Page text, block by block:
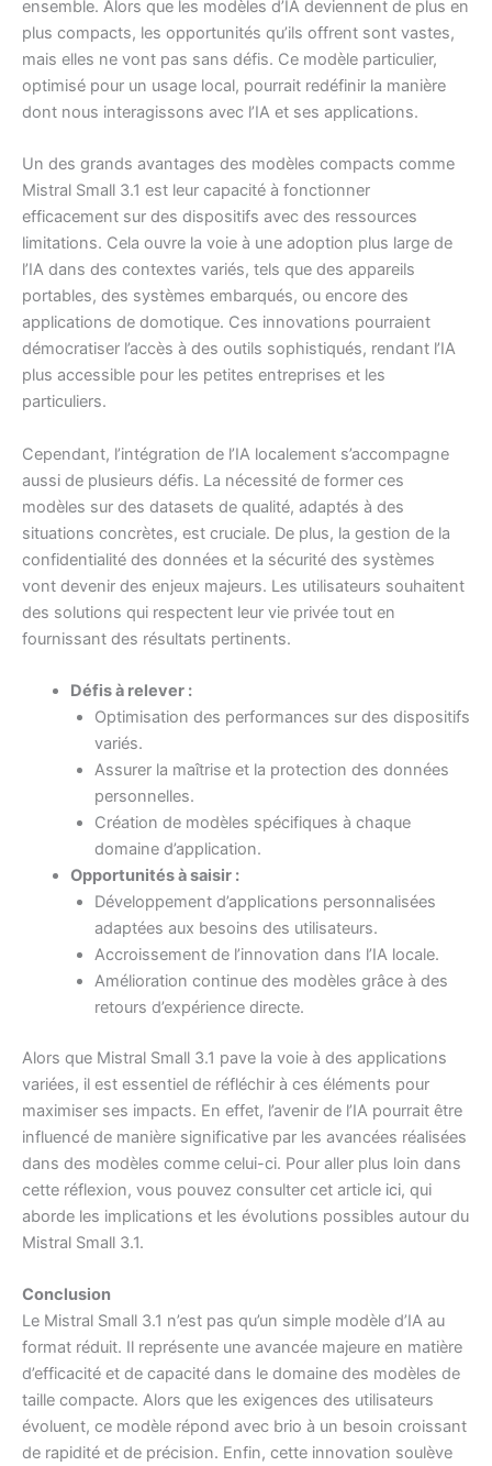
ensemble. Alors que les modèles d’IA deviennent de plus en
plus compacts, les opportunités qu’ils offrent sont vastes,
mais elles ne vont pas sans défis. Ce modèle particulier,
optimisé pour un usage local, pourrait redéfinir la manière
dont nous interagissons avec l’IA et ses applications.
Un des grands avantages des modèles compacts comme
Mistral Small 3.1 est leur capacité à fonctionner
efficacement sur des dispositifs avec des ressources
limitations. Cela ouvre la voie à une adoption plus large de
l’IA dans des contextes variés, tels que des appareils
portables, des systèmes embarqués, ou encore des
applications de domotique. Ces innovations pourraient
démocratiser l’accès à des outils sophistiqués, rendant l’IA
plus accessible pour les petites entreprises et les
particuliers.
Cependant, l’intégration de l’IA localement s’accompagne
aussi de plusieurs défis. La nécessité de former ces
modèles sur des datasets de qualité, adaptés à des
situations concrètes, est cruciale. De plus, la gestion de la
confidentialité des données et la sécurité des systèmes
vont devenir des enjeux majeurs. Les utilisateurs souhaitent
des solutions qui respectent leur vie privée tout en
fournissant des résultats pertinents.
Défis à relever :
Optimisation des performances sur des dispositifs
variés.
Assurer la maîtrise et la protection des données
personnelles.
Création de modèles spécifiques à chaque
domaine d’application.
Opportunités à saisir :
Développement d’applications personnalisées
adaptées aux besoins des utilisateurs.
Accroissement de l’innovation dans l’IA locale.
Amélioration continue des modèles grâce à des
retours d’expérience directe.
Alors que Mistral Small 3.1 pave la voie à des applications
variées, il est essentiel de réfléchir à ces éléments pour
maximiser ses impacts. En effet, l’avenir de l’IA pourrait être
influencé de manière significative par les avancées réalisées
dans des modèles comme celui-ci. Pour aller plus loin dans
cette réflexion, vous pouvez consulter cet article ici, qui
aborde les implications et les évolutions possibles autour du
Mistral Small 3.1.
Conclusion
Le Mistral Small 3.1 n’est pas qu’un simple modèle d’IA au
format réduit. Il représente une avancée majeure en matière
d’efficacité et de capacité dans le domaine des modèles de
taille compacte. Alors que les exigences des utilisateurs
évoluent, ce modèle répond avec brio à un besoin croissant
de rapidité et de précision. Enfin, cette innovation soulève